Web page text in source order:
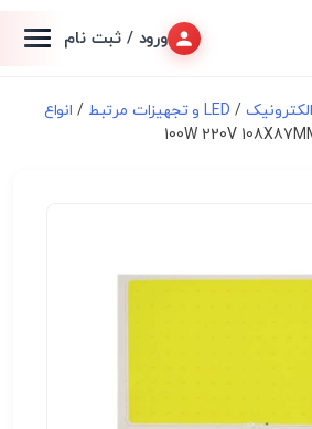
ورود / ثبت نام
/ LED و تجهیزات مرتبط / انواع